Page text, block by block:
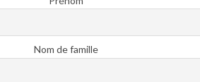
Nom de famille